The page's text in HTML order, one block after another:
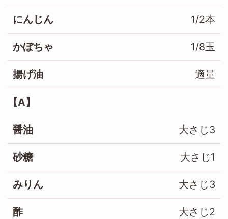
にんじん 1/2本
かぼちゃ 1/8玉
揚げ油 適量
A
醤油 大さじ3
砂糖 大さじ1
みりん 大さじ3
酢 大さじ2